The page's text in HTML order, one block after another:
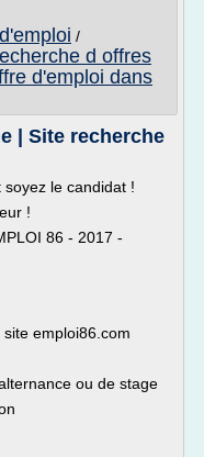
/
d offres
d'emploi dans
| Site recherche
le candidat !
!
86 - 2017 -
emploi86.com
ou de stage